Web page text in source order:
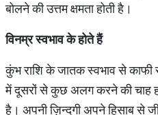
बोलने की उत्तम क्षमता होती है।
विनम्र स्वभाव के होते हैं
कुंभ राशि के जातक स्वभाव से काफी
में दूसरों से कुछ अलग करने की चाह
है। अपनी ज़िन्दगी अपने हिसाब से